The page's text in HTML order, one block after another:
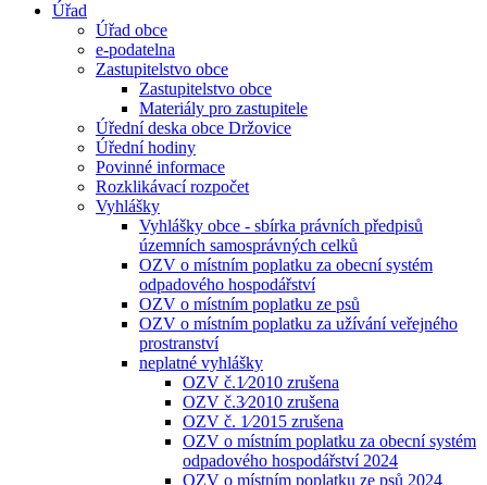
Úřad
Úřad obce
e-podatelna
Zastupitelstvo obce
Zastupitelstvo obce
Materiály pro zastupitele
Úřední deska obce Držovice
Úřední hodiny
Povinné informace
Rozklikávací rozpočet
Vyhlášky
Vyhlášky obce - sbírka právních předpisů
územních samosprávných celků
OZV o místním poplatku za obecní systém
odpadového hospodářství
OZV o místním poplatku ze psů
OZV o místním poplatku za užívání veřejného
prostranství
neplatné vyhlášky
OZV č.1⁄2010 zrušena
OZV č.3⁄2010 zrušena
OZV č. 1⁄2015 zrušena
OZV o místním poplatku za obecní systém
odpadového hospodářství 2024
OZV o místním poplatku ze psů 2024